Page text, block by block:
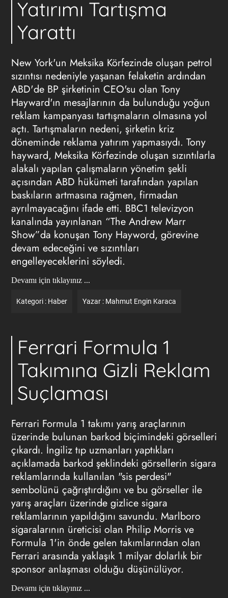
Yatırımı Tartışma
Yarattı
New York'un Meksika Körfezinde oluşan petrol
sızıntısı nedeniyle yaşanan felaketin ardından
ABD'de BP şirketinin CEO'su olan Tony
Hayward'ın mesajlarının da bulunduğu yoğun
reklam kampanyası tartışmaların olmasına yol
açtı. Tartışmaların nedeni, şirketin kriz
döneminde reklama yatırım yapmasıydı. Tony
hayward, Meksika Körfezinde oluşan sızıntılarla
alakalı yapılan çalışmaların yönetim şekli
açısından ABD hükümeti tarafından yapılan
baskıların artmasına rağmen, firmadan
ayrılmayacağını ifade etti. BBC1 televizyon
kanalında yayınlanan “The Andrew Marr
Show”da konuşan Tony Hayword, görevine
devam edeceğini ve sızıntıları
engelleyeceklerini söyledi.
Devamı için tıklayınız ...
Kategori : Haber Yazar : Mahmut Engin Karaca
Ferrari Formula 1
Takımına Gizli Reklam
Suçlaması
Ferrari Formula 1 takımı yarış araçlarının
üzerinde bulunan barkod biçimindeki görselleri
çıkardı. İngiliz tıp uzmanları yaptıkları
açıklamada barkod şeklindeki görsellerin sigara
reklamlarında kullanılan "sis perdesi"
sembolünü çağrıştırdığını ve bu görseller ile
yarış araçları üzerinde gizlice sigara
reklamlarının yapıldığını savundu. Marlboro
sigaralarının üreticisi olan Philip Morris ve
Formula 1'in önde gelen takımlarından olan
Ferrari arasında yaklaşık 1 milyar dolarlık bir
sponsor anlaşması olduğu düşünülüyor.
Devamı için tıklayınız ...